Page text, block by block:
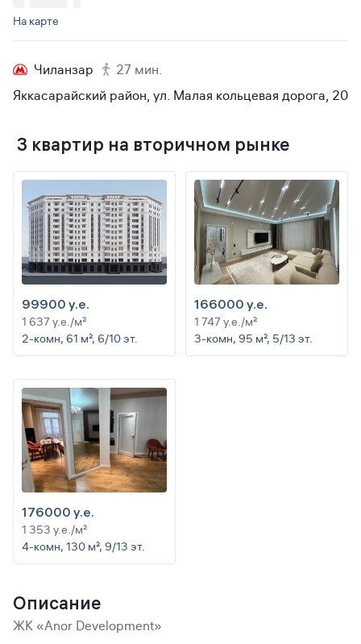
На карте
Чиланзар
27 мин.
Яккасарайский район, ул. Малая кольцевая дорога, 20
3 квартир на вторичном рынке
99900 y.e.
1 637 y.e./м²
2-комн, 61 м², 6/10 эт.
166000 y.e.
1 747 y.e./м²
3-комн, 95 м², 5/13 эт.
176000 y.e.
1 353 y.e./м²
4-комн, 130 м², 9/13 эт.
Описание
ЖК «Anor Development»